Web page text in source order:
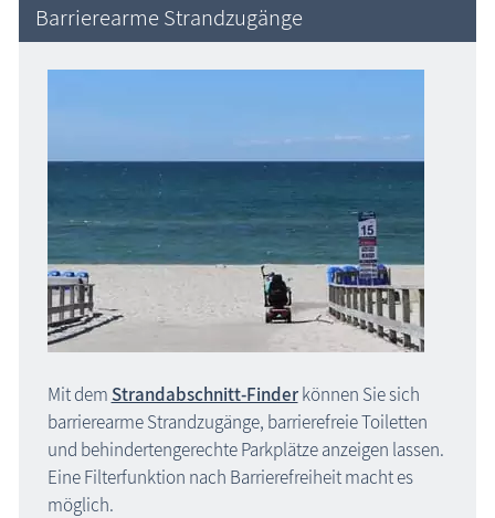
Barrierearme Strandzugänge
Mit dem Strandabschnitt-Finderkönnen Sie sich
barrierearme Strandzugänge, barrierefreie Toiletten
und behindertengerechte Parkplätze anzeigen lassen.
Eine Filterfunktion nach Barrierefreiheit macht es
möglich.